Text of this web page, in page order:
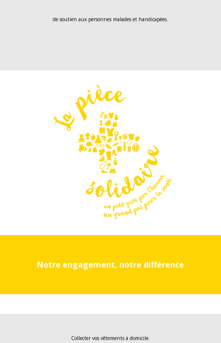
de soutien aux personnes malades et handicapées.
Notre engagement, notre différence
Collecter vos vêtements à domicile.